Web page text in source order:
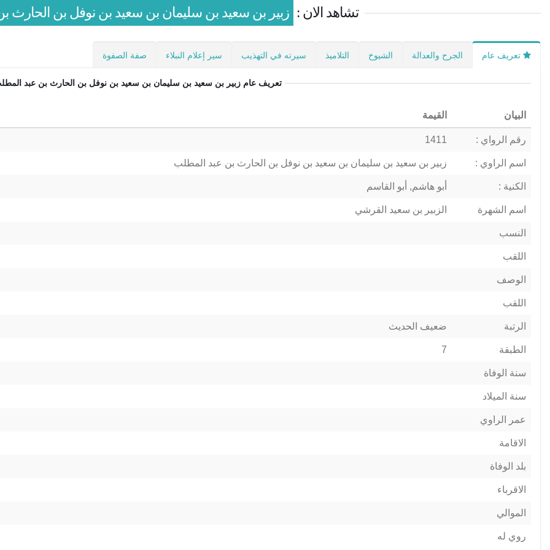
تشاهد الان : زبير بن سعيد بن سليمان بن سعيد بن نوفل بن الحارث
تعريف عام الجرح والعدالة الشيوخ التلاميذ سيرته في التهذيب سير إعلام النبلاء صفة الصفوة
تعريف عام زبير بن سعيد بن سليمان بن سعيد بن نوفل بن الحارث بن عبد
البيان القيمة
رقم الرواي : 1411
اسم الراوي : زبير بن سعيد بن سليمان بن سعيد بن نوفل بن الحارث بن عبد المطلب
الكنية : أبو هاشم, أبو القاسم
اسم الشهرة الزبير بن سعيد القرشي
النسب
اللقب
الوصف
اللقب
الرتبة ضعيف الحديث
الطبقة 7
سنة الوفاة
سنة الميلاد
عمر الراوي
الاقامة
بلد الوفاة
الاقرباء
الموالي
روي له